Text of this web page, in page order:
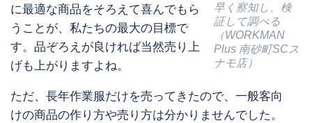
早く察知し、検
証して調べる
（WORKMAN
Plus 南砂町SCス
ナモ店）
に最適な商品をそろえて喜んでもら
うことが、私たちの最大の目標で
す。品ぞろえが良ければ当然売り上
げも上がりますよね。
ただ、長年作業服だけを売ってきたので、一般客向
けの商品の作り方や売り方は分かりませんでした。